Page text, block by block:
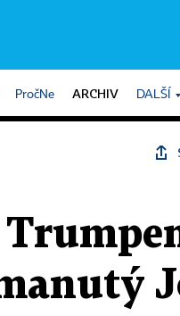
PročNe ARCHIV DALŠÍ